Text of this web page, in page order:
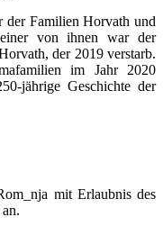
Familien Horvath und
von ihnen war der
der 2019 verstarb.
im Jahr 2020
jährige Geschichte der
mit Erlaubnis des